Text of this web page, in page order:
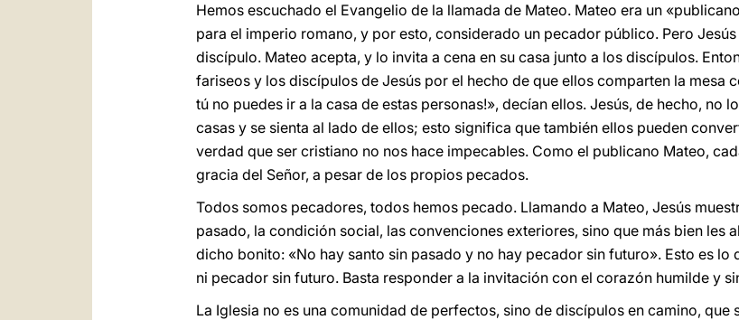
Hemos escuchado el Evangelio de la llamada de Mateo. Mateo era un
para el imperio romano, y por esto, considerado un pecador público. Pero
discípulo. Mateo acepta, y lo invita a cena en su casa junto a los discípulos.
fariseos y los discípulos de Jesús por el hecho de que ellos comparten la mesa
tú no puedes ir a la casa de estas personas!», decían ellos. Jesús, de hecho, no
casas y se sienta al lado de ellos; esto significa que también ellos pueden
verdad que ser cristiano no nos hace impecables. Como el publicano Mateo,
gracia del Señor, a pesar de los propios pecados.
Todos somos pecadores, todos hemos pecado. Llamando a Mateo, Jesús
pasado, la condición social, las convenciones exteriores, sino que más bien les
dicho bonito: «No hay santo sin pasado y no hay pecador sin futuro». Esto es lo
ni pecador sin futuro. Basta responder a la invitación con el corazón humilde y
La Iglesia no es una comunidad de perfectos, sino de discípulos en camino, que